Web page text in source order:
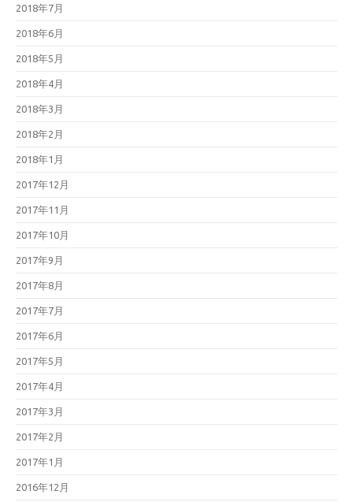
2018年7月
2018年6月
2018年5月
2018年4月
2018年3月
2018年2月
2018年1月
2017年12月
2017年11月
2017年10月
2017年9月
2017年8月
2017年7月
2017年6月
2017年5月
2017年4月
2017年3月
2017年2月
2017年1月
2016年12月